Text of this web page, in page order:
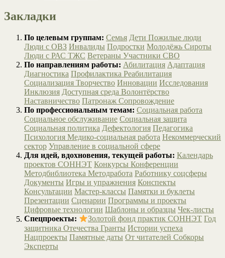
Закладки
По целевым группам: Семья Дети Пожилые люди
Люди с ОВЗ Инвалиды Подростки Молодёжь Сироты
Люди с РАС ТЖС Ветераны Участники СВО
По направлениям работы: Абилитация Адаптация
Диагностика Профилактика Реабилитация
Социализация Творчество Инновации Исследования
Инклюзия Доступная среда Волонтёрство
Наставничество Патронаж Сопровождение
По профессиональным темам: Социальная работа
Социальное обслуживание Социальная защита
Социальная политика Дефектология Педагогика
Психология Медико-социальная работа Некоммерческий
сектор Управление в социальной сфере
Для идей, вдохновения, текущей работы: Календарь
проектов СОННЭТ Конкурсы Конференции
Методбиблиотека Методработа Работнику соцсферы
Документы Игры и упражнения Конспекты
Консультации Мастер-классы Памятки и буклеты
Презентации Сценарии Программы и проекты
Цифровые технологии Шаблоны и образцы Чек-листы
Спецпроекты:
Золотой фонд практик СОННЭТ Год
защитника Отечества Гранты Истории успеха
Нацпроекты Памятные даты От читателей Собкоры
Эксперты